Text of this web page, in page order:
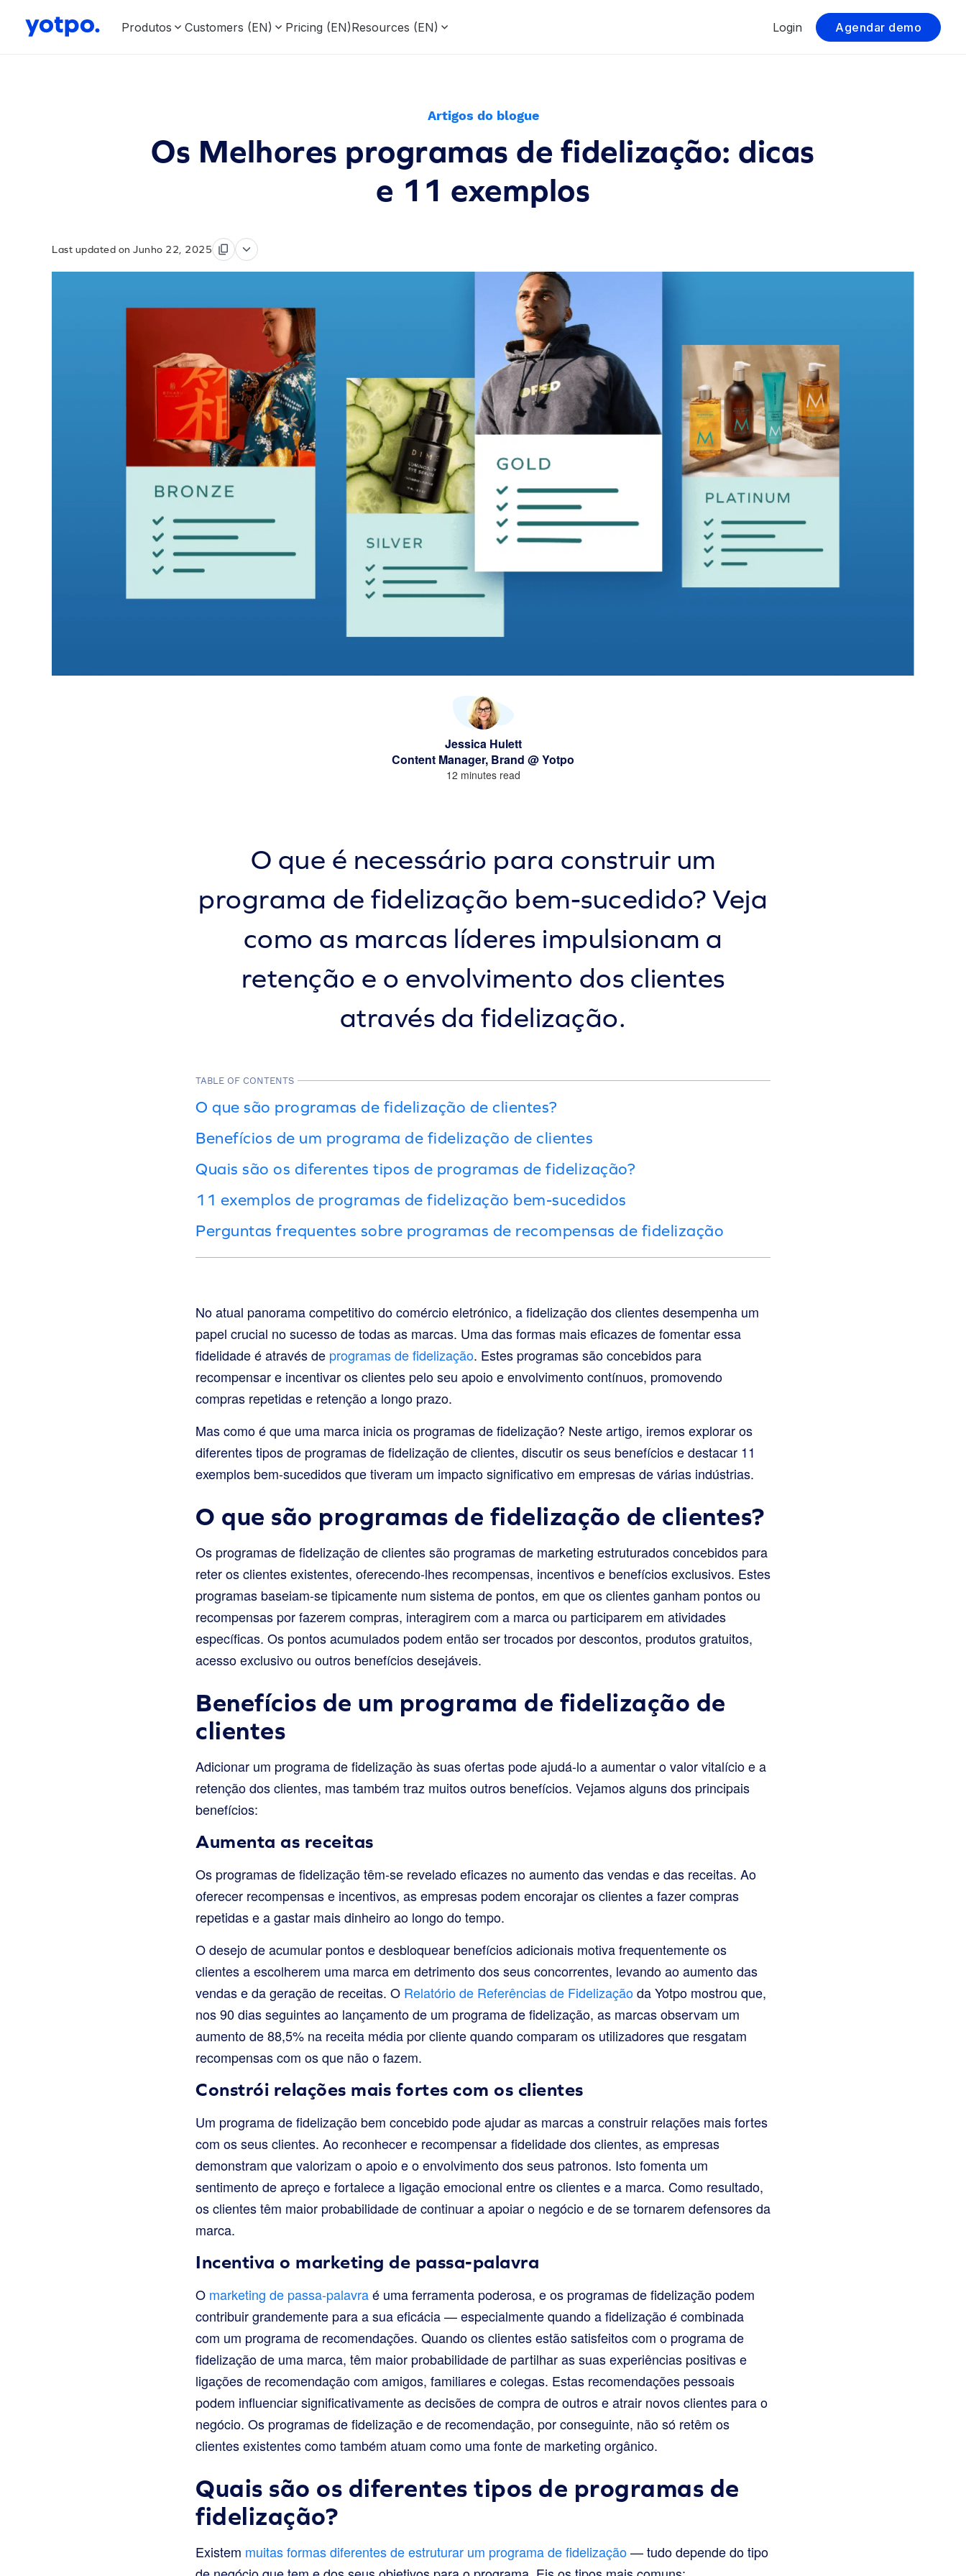
Produtos Customers (EN) Pricing (EN)Resources (EN) Login Agendar demo
Artigos do blogue
Os Melhores programas de fidelização: dicas
e 11 exemplos
Last updated on Junho 22, 2025
Jessica Hulett
Content Manager, Brand @ Yotpo
12 minutes read
O que é necessário para construir um
programa de fidelização bem-sucedido? Veja
como as marcas líderes impulsionam a
retenção e o envolvimento dos clientes
através da fidelização.
TABLE OF CONTENTS
O que são programas de fidelização de clientes?
Benefícios de um programa de fidelização de clientes
Quais são os diferentes tipos de programas de fidelização?
11 exemplos de programas de fidelização bem-sucedidos
Perguntas frequentes sobre programas de recompensas de fidelização
No atual panorama competitivo do comércio eletrónico, a fidelização dos clientes desempenha um
papel crucial no sucesso de todas as marcas. Uma das formas mais eficazes de fomentar essa
fidelidade é através de programas de fidelização. Estes programas são concebidos para
recompensar e incentivar os clientes pelo seu apoio e envolvimento contínuos, promovendo
compras repetidas e retenção a longo prazo.
Mas como é que uma marca inicia os programas de fidelização? Neste artigo, iremos explorar os
diferentes tipos de programas de fidelização de clientes, discutir os seus benefícios e destacar 11
exemplos bem-sucedidos que tiveram um impacto significativo em empresas de várias indústrias.
O que são programas de fidelização de clientes?
Os programas de fidelização de clientes são programas de marketing estruturados concebidos para
reter os clientes existentes, oferecendo-lhes recompensas, incentivos e benefícios exclusivos. Estes
programas baseiam-se tipicamente num sistema de pontos, em que os clientes ganham pontos ou
recompensas por fazerem compras, interagirem com a marca ou participarem em atividades
específicas. Os pontos acumulados podem então ser trocados por descontos, produtos gratuitos,
acesso exclusivo ou outros benefícios desejáveis.
Benefícios de um programa de fidelização de
clientes
Adicionar um programa de fidelização às suas ofertas pode ajudá-lo a aumentar o valor vitalício e a
retenção dos clientes, mas também traz muitos outros benefícios. Vejamos alguns dos principais
benefícios:
Aumenta as receitas
Os programas de fidelização têm-se revelado eficazes no aumento das vendas e das receitas. Ao
oferecer recompensas e incentivos, as empresas podem encorajar os clientes a fazer compras
repetidas e a gastar mais dinheiro ao longo do tempo.
O desejo de acumular pontos e desbloquear benefícios adicionais motiva frequentemente os
clientes a escolherem uma marca em detrimento dos seus concorrentes, levando ao aumento das
vendas e da geração de receitas. O Relatório de Referências de Fidelizaçãoda Yotpo mostrou que,
nos 90 dias seguintes ao lançamento de um programa de fidelização, as marcas observam um
aumento de 88,5% na receita média por cliente quando comparam os utilizadores que resgatam
recompensas com os que não o fazem.
Constrói relações mais fortes com os clientes
Um programa de fidelização bem concebido pode ajudar as marcas a construir relações mais fortes
com os seus clientes. Ao reconhecer e recompensar a fidelidade dos clientes, as empresas
demonstram que valorizam o apoio e o envolvimento dos seus patronos. Isto fomenta um
sentimento de apreço e fortalece a ligação emocional entre os clientes e a marca. Como resultado,
os clientes têm maior probabilidade de continuar a apoiar o negócio e de se tornarem defensores da
marca.
Incentiva o marketing de passa-palavra
O marketing de passa-palavraé uma ferramenta poderosa, e os programas de fidelização podem
contribuir grandemente para a sua eficácia — especialmente quando a fidelização é combinada
com um programa de recomendações. Quando os clientes estão satisfeitos com o programa de
fidelização de uma marca, têm maior probabilidade de partilhar as suas experiências positivas e
ligações de recomendação com amigos, familiares e colegas. Estas recomendações pessoais
podem influenciar significativamente as decisões de compra de outros e atrair novos clientes para o
negócio. Os programas de fidelização e de recomendação, por conseguinte, não só retêm os
clientes existentes como também atuam como uma fonte de marketing orgânico.
Quais são os diferentes tipos de programas de
fidelização?
Existem muitas formas diferentes de estruturar um programa de fidelização— tudo depende do tipo